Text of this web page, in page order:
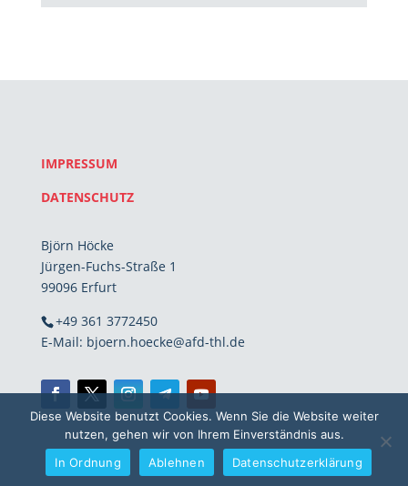
IMPRESSUM
DATENSCHUTZ
Björn Höcke
Jürgen-Fuchs-Straße 1
99096 Erfurt
+49 361 3772450
E-Mail: bjoern.hoecke@afd-thl.de
Diese Website benutzt Cookies. Wenn Sie die Website weiter
nutzen, gehen wir von Ihrem Einverständnis aus.
In Ordnung
Ablehnen Datenschutzerklärung